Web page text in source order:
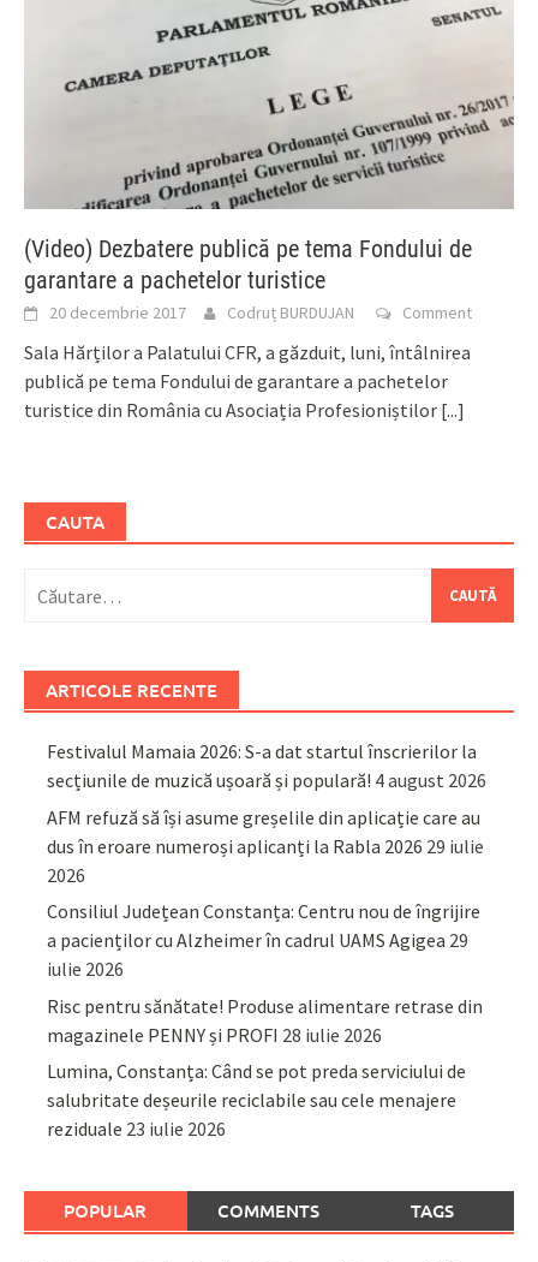
(Video) Dezbatere publică pe tema Fondului de
garantare a pachetelor turistice
20 decembrie 2017 Codruț BURDUJAN Comment
Sala Hărților a Palatului CFR, a găzduit, luni, întâlnirea
publică pe tema Fondului de garantare a pachetelor
turistice din România cu Asociația Profesioniștilor [...]
CAUTA
după:
ARTICOLE RECENTE
Festivalul Mamaia 2026: S-a dat startul înscrierilor la
secțiunile de muzică ușoară și populară! 4 august 2026
AFM refuză să își asume greșelile din aplicație care au
dus în eroare numeroși aplicanți la Rabla 2026 29 iulie
2026
Consiliul Județean Constanța: Centru nou de îngrijire
a pacienților cu Alzheimer în cadrul UAMS Agigea 29
iulie 2026
Risc pentru sănătate! Produse alimentare retrase din
magazinele PENNY și PROFI 28 iulie 2026
Lumina, Constanța: Când se pot preda serviciului de
salubritate deșeurile reciclabile sau cele menajere
reziduale 23 iulie 2026
POPULAR COMMENTS TAGS